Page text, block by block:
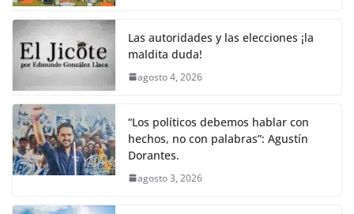
Las autoridades y las elecciones ¡la
maldita duda!
agosto 4, 2026
“Los políticos debemos hablar con
hechos, no con palabras”: Agustín
Dorantes.
agosto 3, 2026